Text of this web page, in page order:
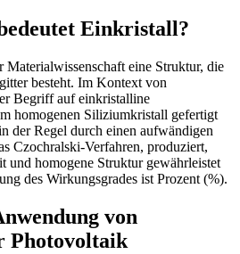
Einkristall?
eine Struktur, die
besteht. Im Kontext von
Begriff auf einkristalline
homogenen Siliziumkristall gefertigt
der Regel durch einen aufwändigen
Czochralski-Verfahren, produziert,
und homogene Struktur gewährleistet
des Wirkungsgrades ist Prozent (%).
von
Photovoltaik